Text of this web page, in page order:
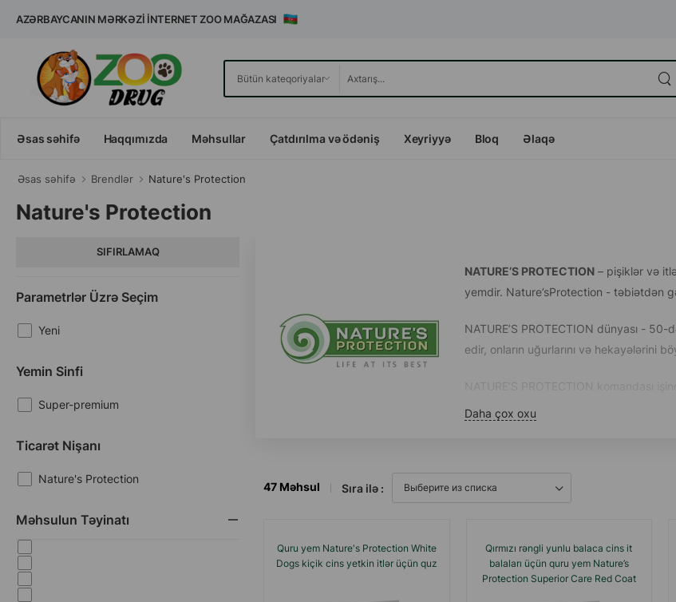
AZƏRBAYCANIN MƏRKƏZI İNTERNET ZOO MAĞAZASI
Əsas səhifə Haqqımızda Məhsullar Çatdırılma və ödəniş Xeyriyyə Bloq Əlaqə
Əsas səhifə Brendlər Nature's Protection
Nature's Protection
SIFIRLAMAQ
Parametrlər Üzrə Seçim
Yeni
Yemin Sinfi
Super-premium
Ticarət Nişanı
Nature's Protection
Məhsulun Təyinatı
NATURE’S PROTECTION – pişiklər və
yemdir. Nature’sProtection - təbiətdən
NATURE’S PROTECTION dünyası -
edir, onların uğurlarını və hekayələrini
dietologiya sahəsindəki tədqiqatları
NATURE’S PROTECTION SUPERIOR
funksional tam rasionlu Super Premium
Daha çox oxu
47 Məhsul Sıra ilə :
Quru yem Nature's Protection White
Dogs kiçik сins yetkin itlər üçün quz
Qırmızı rəngli yunlu balaca cins it
balaları üçün quru yem Nature’s
Protection Superior Care Red Coat